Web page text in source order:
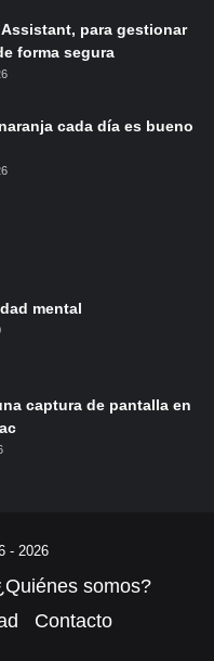
para gestionar
forma segura
cada día es bueno
mental
captura de pantalla en
- 2026
somos?
Contacto